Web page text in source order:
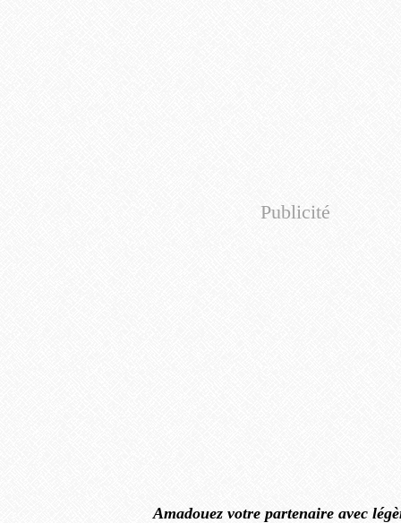
Publicité
Amadouez votre partenaire avec